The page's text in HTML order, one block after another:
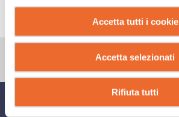
Accetta tutti i cookie
Accetta selezionati
Rifiuta tutti
CONSIGLI
CONDIVIDI SU